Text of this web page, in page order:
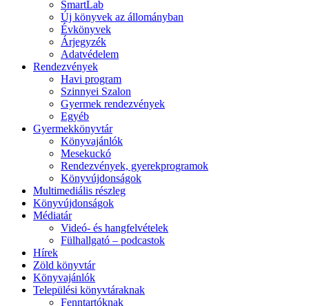
SmartLab
Új könyvek az állományban
Évkönyvek
Árjegyzék
Adatvédelem
Rendezvények
Havi program
Szinnyei Szalon
Gyermek rendezvények
Egyéb
Gyermekkönyvtár
Könyvajánlók
Mesekuckó
Rendezvények, gyerekprogramok
Könyvújdonságok
Multimediális részleg
Könyvújdonságok
Médiatár
Videó- és hangfelvételek
Fülhallgató – podcastok
Hírek
Zöld könyvtár
Könyvajánlók
Települési könyvtáraknak
Fenntartóknak